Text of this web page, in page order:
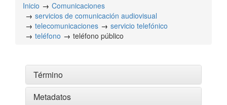
Inicio
Comunicaciones
servicios de comunicación audiovisual
telecomunicaciones
servicio telefónico
teléfono
teléfono público
Término
Metadatos